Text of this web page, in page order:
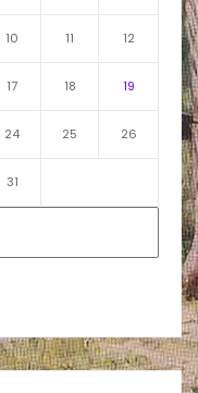
10 11 12
17 18 19
24 25 26
31